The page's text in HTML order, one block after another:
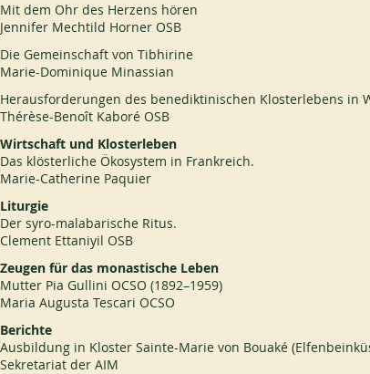
Mit dem Ohr des Herzens hören
Jennifer Mechtild Horner OSB
Die Gemeinschaft von Tibhirine
Marie-Dominique Minassian
Herausforderungen des benediktinischen Klosterlebens in
Thérèse-Benoît Kaboré OSB
Wirtschaft und Klosterleben
Das klösterliche Ökosystem in Frankreich.
Marie-Catherine Paquier
Liturgie
Der syro-malabarische Ritus.
Clement Ettaniyil OSB
Zeugen für das monastische Leben
Mutter Pia Gullini OCSO (1892–1959)
Maria Augusta Tescari OCSO
Berichte
Ausbildung in Kloster Sainte-Marie von Bouaké
Sekretariat der AIM